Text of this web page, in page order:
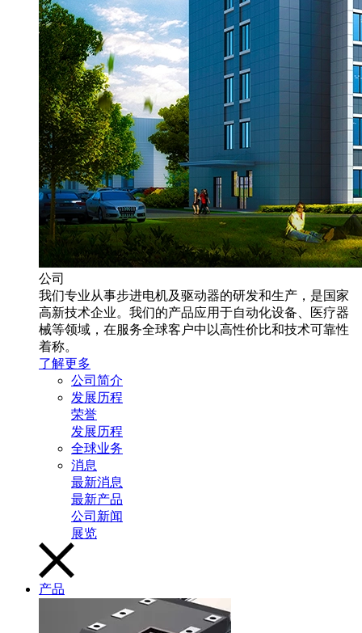
公司
我们专业从事步进电机及驱动器的研发和生产，是国家
高新技术企业。我们的产品应用于自动化设备、医疗器
械等领域，在服务全球客户中以高性价比和技术可靠性
着称。
了解更多
公司简介
发展历程
荣誉
发展历程
全球业务
消息
最新消息
最新产品
公司新闻
展览
产品